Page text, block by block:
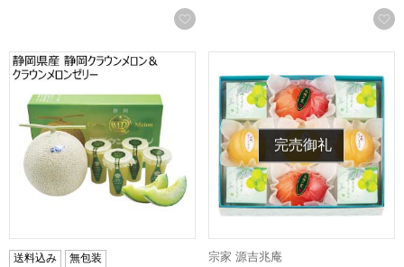
お気に入りに登録する
静岡県産 静岡クラウンメロン＆クラウンメロンゼリー(お届
送料込み 無包装
完売御礼
宗家 源吉兆庵